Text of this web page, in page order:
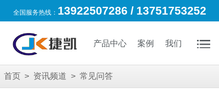
全国服务热线： 13922507286 / 13751753252
产品中心 案例 我们
首页 > 资讯频道 > 常见问答